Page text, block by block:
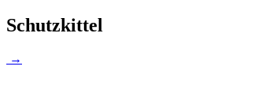
Schutzkittel
→